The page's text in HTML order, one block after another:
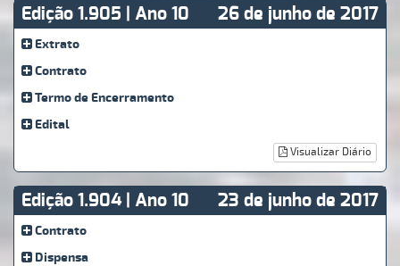
Edição 1.905 | Ano 10 26 de junho de 2017
Extrato
Contrato
Termo de Encerramento
Edital
Visualizar Diário
Edição 1.904 | Ano 10 23 de junho de 2017
Contrato
Dispensa